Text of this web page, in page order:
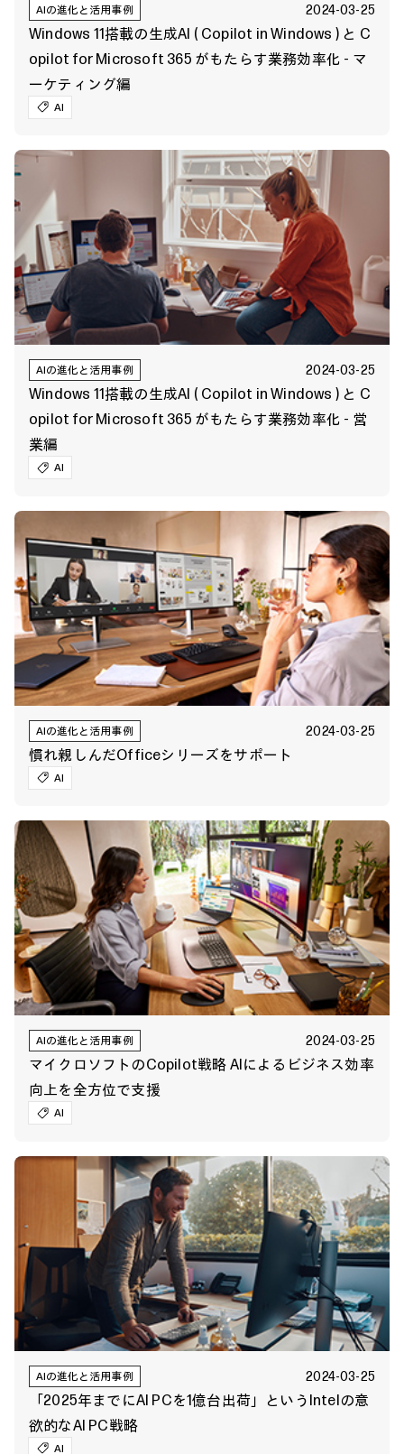
AIの進化と活用事例 2024-03-25
Windows 11搭載の生成AI ( Copilot in Windows ) と C
opilot for Microsoft 365 がもたらす業務効率化 - マ
ーケティング編
AI
AIの進化と活用事例 2024-03-25
Windows 11搭載の生成AI ( Copilot in Windows ) と C
opilot for Microsoft 365 がもたらす業務効率化 - 営
業編
AI
AIの進化と活用事例 2024-03-25
慣れ親しんだOfficeシリーズをサポート
AI
AIの進化と活用事例 2024-03-25
マイクロソフトのCopilot戦略 AIによるビジネス効率
向上を全方位で支援
AI
AIの進化と活用事例 2024-03-25
「2025年までにAI PCを1億台出荷」というIntelの意
欲的なAI PC戦略
AI